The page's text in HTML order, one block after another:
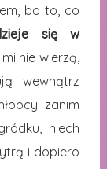
bo to, co
się w
nie wierzą,
wewnątrz
zanim
niech
i dopiero